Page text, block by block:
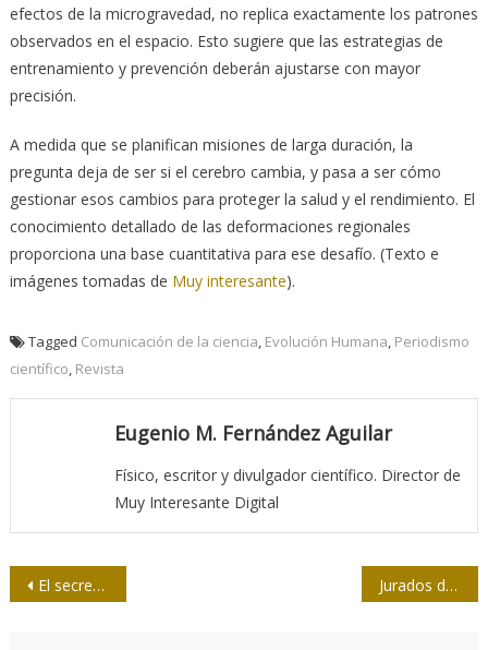
efectos de la microgravedad, no replica exactamente los patrones
observados en el espacio. Esto sugiere que las estrategias de
entrenamiento y prevención deberán ajustarse con mayor
precisión.
A medida que se planifican misiones de larga duración, la
pregunta deja de ser si el cerebro cambia, y pasa a ser cómo
gestionar esos cambios para proteger la salud y el rendimiento. El
conocimiento detallado de las deformaciones regionales
proporciona una base cuantitativa para ese desafío. (Texto e
imágenes tomadas de Muy interesante).
Tagged Comunicación de la ciencia, Evolución Humana, Periodismo
científico, Revista
Eugenio M. Fernández Aguilar
Físico, escritor y divulgador científico. Director de
Muy Interesante Digital
Navegación
El secreto inmunológico del desierto Jurados del Martí y los Juan Gualberto… otro Premio para Cuba